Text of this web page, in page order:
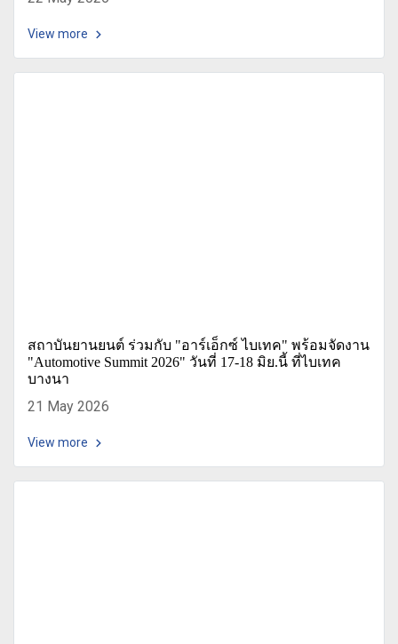
View more
สถาบันยานยนต์ ร่วมกับ "อาร์เอ็กซ์ ไบเทค" พร้อมจัดงาน
"Automotive Summit 2026" วันที่ 17-18 มิย.นี้ ที่ไบเทค
บางนา
21 May 2026
View more